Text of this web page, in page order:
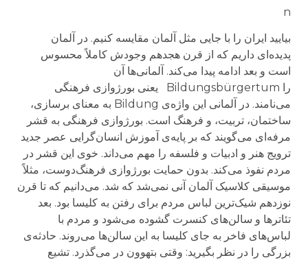
n
بیایید ایران را با جایی مثل آلمان مقایسه کنیم. در آلمان
پدیده‌ای داریم که از قرن هجدهم وجودش کاملاً محسوس
است و بعد ادامه پیدا می‌کند. آلمانی‌ها آن
را Bildungsbürgertum
یعنی بورژوازی فرهنگی
می‌نامند. در آلمانی این واژه‌ی Bildung به معنای برسازی،
ساختمان، تربیت، و فرهنگ است. بورژوازی فرهنگی به قشر
مرفه‌ای می‌گویند که بر پایه‌ی آموزش انسان‌گرایی عصر جدید
ترویج هنر و ادبیات و فلسفه را مهم می‌داند. خوی این قشر در
مردم نفوذ می‌کند. بدون حمایت بورژوازی فرهنگ‌دوست، مثلاً
موسیقی کلاسیک آلمان آنی نمی‌شد که شد. می‌دانیم که تا قرن
نوزدهم شیک‌ترین لباس مردم برای رفتن به کلیسا بود. بعد
تئاترها و سالن‌های کنسرت گشوده می‌شود و مردم با
لباس‌های فاخر به جای کلیسا به این سالن‌ها می‌روند. حادثه‌ی
بزرگی را در نظر بگیرید: وقتی بتهوون در می‌گذرد. تشیع